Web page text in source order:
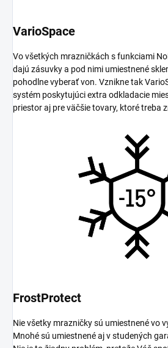
VarioSpace
Vo všetkých mrazničkách s funkciami
dajú zásuvky a pod nimi umiestnené
pohodlne vyberať von. Vznikne tak
systém poskytujúci extra odkladacie
priestor aj pre väčšie tovary, ktoré treba
FrostProtect
Nie všetky mrazničky sú umiestnené vo
Mnohé sú umiestnené aj v studených